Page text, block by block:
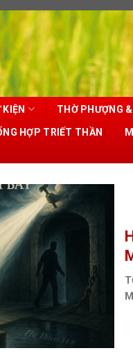
THỜ PHƯỢNG
HỢP TRIẾT THẦN